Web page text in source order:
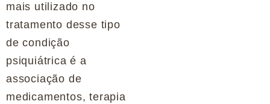
mais utilizado no
tratamento desse tipo
de condição
psiquiátrica é a
associação de
medicamentos, terapia